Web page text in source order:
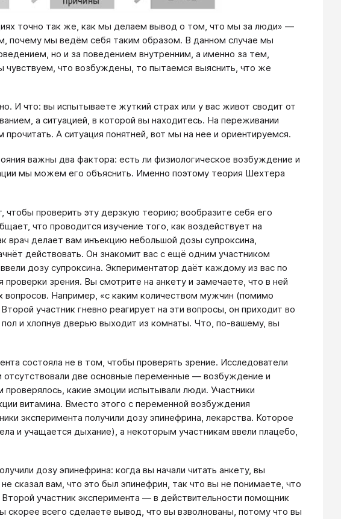
точно так же, как мы делаем вывод о том, что мы за люди» —
почему мы ведём себя таким образом. В данном случае мы
но и за поведением внутренним, а именно за тем,
что возбуждены, то пытаемся выяснить, что же
И что: вы испытываете жуткий страх или у вас живот сводит от
а ситуацией, в которой вы находитесь. На переживании
А ситуация понятней, вот мы на нее и ориентируемся.
важны два фактора: есть ли физиологическое возбуждение и
мы можем его объяснить. Именно поэтому теория Шехтера
проверить эту дерзкую теорию; вообразите себя его
что проводится изучение того, как воздействует на
врач делает вам инъекцию небольшой дозы супроксина,
действовать. Он знакомит вас с ещё одним участником
дозу супроксина. Экпериментатор даёт каждому из вас по
зрения. Вы смотрите на анкету и замечаете, что в ней
вопросов. Например, «с каким количеством мужчин (помимо
участник гневно реагирует на эти вопросы, он приходит во
и хлопнув дверью выходит из комнаты. Что, по-вашему, вы
состояла не в том, чтобы проверять зрение. Исследователи
отсутствовали две основные переменные — возбуждение и
какие эмоции испытывали люди. Участники
витамина. Вместо этого с переменной возбуждения
эксперимента получили дозу эпинефрина, лекарства. Которое
и учащается дыхание), а некоторым участникам ввели плацебо,
дозу эпинефрина: когда вы начали читать анкету, вы
сказал вам, что это был эпинефрин, так что вы не понимаете, что
участник эксперимента — в действительности помощник
всего сделаете вывод, что вы взволнованы, потому что вы